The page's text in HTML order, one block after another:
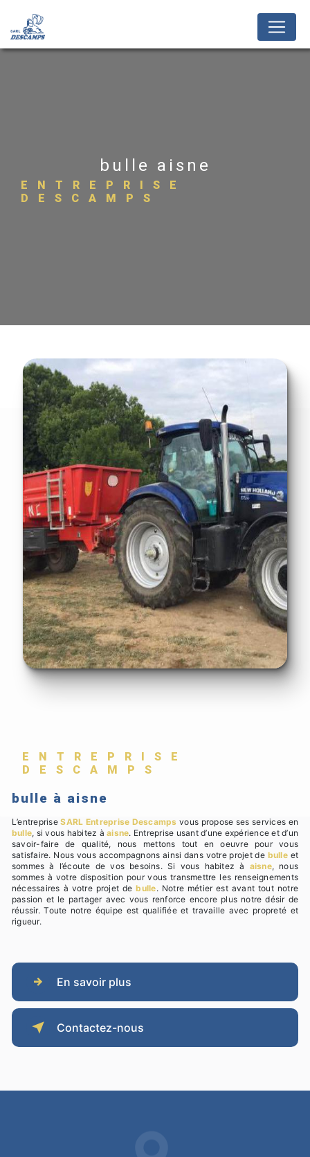
bulle aisne
ENTREPRISE
DESCAMPS
ENTREPRISE
DESCAMPS
bulle à aisne
L’entrepriseSARL Entreprise Descamps vous propose ses services en
bulle, si vous habitez àaisne. Entreprise usant d’une expérience et d’un
savoir-faire de qualité, nous mettons tout en oeuvre pour vous
satisfaire. Nous vous accompagnons ainsi dans votre projet de bulleet
sommes à l’écoute de vos besoins. Si vous habitez à aisne, nous
sommes à votre disposition pour vous transmettre les renseignements
nécessaires à votre projet debulle. Notre métier est avant tout notre
passion et le partager avec vous renforce encore plus notre désir de
réussir. Toute notre équipe est qualifiée et travaille avec propreté et
rigueur.
En savoir plus
Contactez-nous